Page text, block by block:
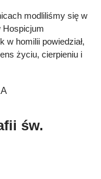
modliliśmy się w
Hospicjum
w homilii powiedział,
życiu, cierpieniu i
św.